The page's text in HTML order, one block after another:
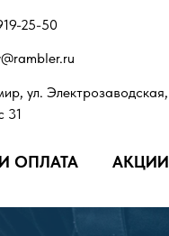
25-50
ул. Электрозаводская,
31
АКЦИИ
ОПЛАТА